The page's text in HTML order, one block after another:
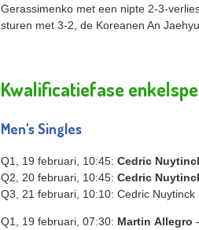
Gerassimenko met een nipte 2-3-
sturen met 3-2, de Koreanen An
Kwalificatiefase
Men's Singles
Q1, 19 februari, 10:45: Cedric
Q2, 20 februari, 10:45: Cedric
Q3, 21 februari, 10:10: Cedric Nuytinck
Q1, 19 februari, 07:30: Martin Allegro